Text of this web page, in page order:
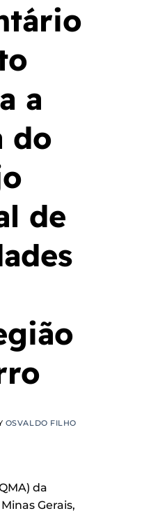
a
do
de
OSVALDO FILHO
da
Gerais,